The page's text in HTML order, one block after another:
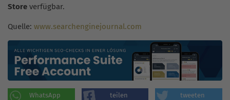
Store verfügbar.
Quelle: www.searchenginejournal.com
WhatsApp teilen tweeten